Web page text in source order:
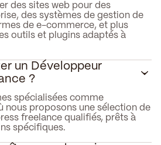
des sites web pour des
des systèmes de gestion de
de e-commerce, et plus
outils et plugins adaptés à
un Développeur
?
spécialisées comme
nous proposons une sélection de
freelance qualifiés, prêts à
spécifiques.